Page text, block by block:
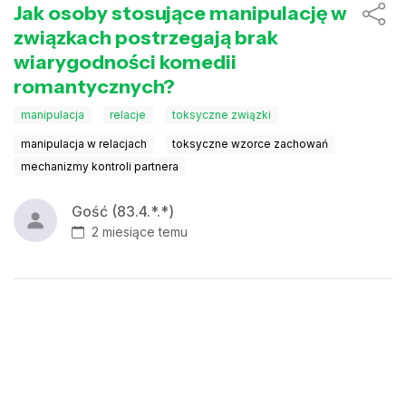
Jak osoby stosujące manipulację w
związkach postrzegają brak
wiarygodności komedii
romantycznych?
manipulacja relacje toksyczne związki
manipulacja w relacjach
toksyczne wzorce zachowań
mechanizmy kontroli partnera
Gość (83.4.*.*)
2 miesiące temu